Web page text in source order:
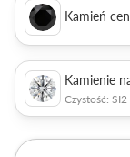
Kamień
Kamienie
Czystość: SI2